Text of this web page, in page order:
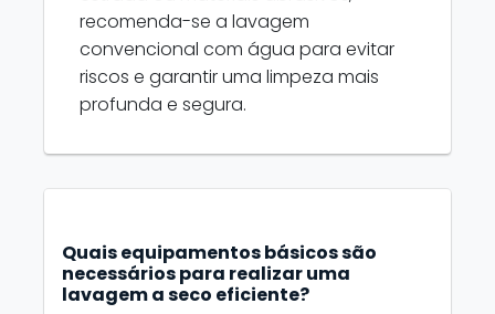
recomenda-se a lavagem
convencional com água para evitar
riscos e garantir uma limpeza mais
profunda e segura.
Quais equipamentos básicos são
necessários para realizar uma
lavagem a seco eficiente?